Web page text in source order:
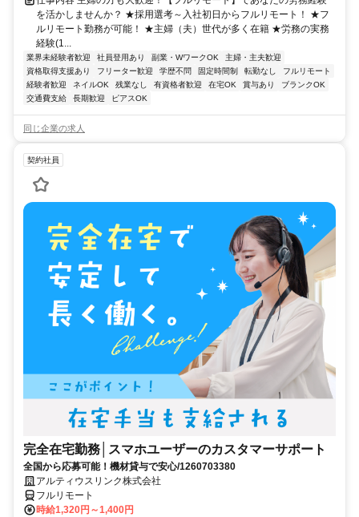
を活かしませんか？ ★採用選考～入社初日からフルリモート！ ★フ
ルリモート勤務が可能！ ★主婦（夫）世代が多く在籍 ★労務の実務
経験(1...
業界未経験者歓迎 社員登用あり 副業・WワークOK
主婦・主夫歓迎
資格取得支援あり
フリーター歓迎 学歴不問 固定時間制 転勤なし
フルリモート
経験者歓迎
ネイルOK 残業なし 有資格者歓迎 在宅OK 賞与あり
ブランクOK
交通費支給
長期歓迎 ピアスOK
同じ企業の求人
契約社員
完全在宅勤務│スマホユーザーのカスタマーサポート
全国から応募可能！機材貸与で安心/1260703380
アルティウスリンク株式会社
フルリモート
時給1,320円～1,400円